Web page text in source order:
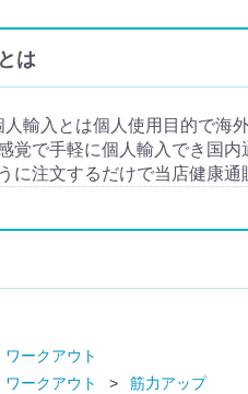
は
人輸入とは個人使用目的で海
覚で手軽に個人輸入でき国内
に注文するだけで当店健康
ワークアウト
ワークアウト 筋力アップ